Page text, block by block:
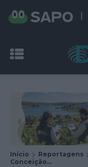
Início Reportagens
Conceição...